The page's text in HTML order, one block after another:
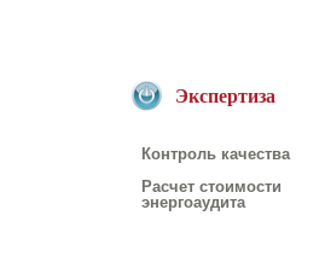
Экспертиза
Контроль качества
Расчет стоимости
энергоаудита